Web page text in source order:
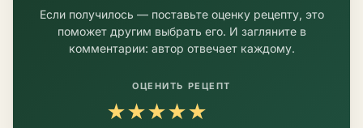
Если получилось — поставьте оценку рецепту, это
поможет другим выбрать его. И загляните в
комментарии: автор отвечает каждому.
ОЦЕНИТЬ РЕЦЕПТ
★★★★★